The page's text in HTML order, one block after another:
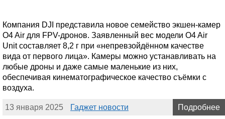
Компания DJI представила новое семейство экшен-камер
O4 Air для FPV-дронов. Заявленный вес модели O4 Air
Unit составляет 8,2 г при «непревзойдённом качестве
вида от первого лица». Камеры можно устанавливать на
любые дроны и даже самые маленькие из них,
обеспечивая кинематографическое качество съёмки с
воздуха.
13 января 2025 Гаджет новости Подробнее